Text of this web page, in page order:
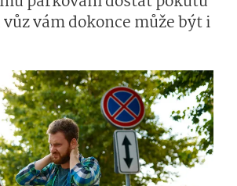
vůz vám dokonce může být i